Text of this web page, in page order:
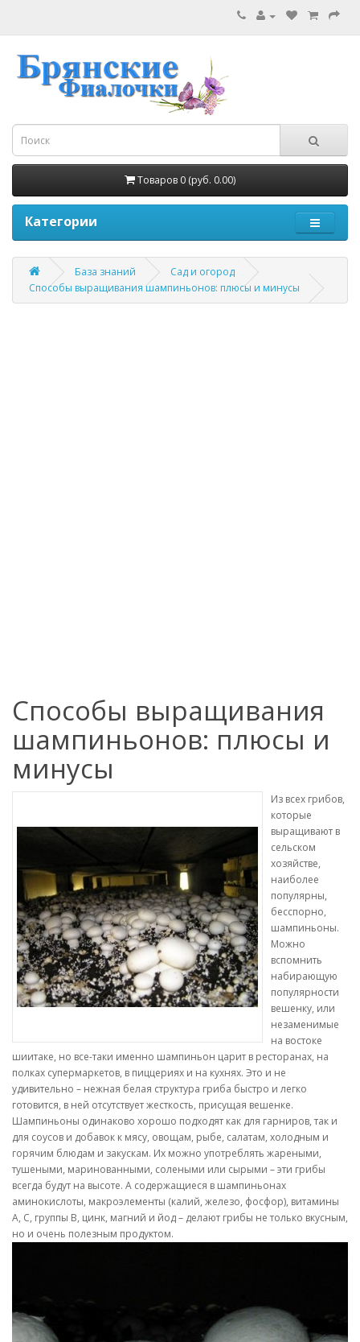
Товаров 0 (руб. 0.00)
Категории
База знаний
Сад и огород
Способы выращивания шампиньонов: плюсы и минусы
Способы выращивания
шампиньонов: плюсы и
минусы
Из всех грибов,
которые
выращивают в
сельском
хозяйстве,
наиболее
популярны,
бесспорно,
шампиньоны.
Можно
вспомнить
набирающую
популярности
вешенку, или
незаменимые
на востоке
шиитаке, но все-таки именно шампиньон царит в ресторанах, на
полках супермаркетов, в пиццериях и на кухнях. Это и не
удивительно – нежная белая структура гриба быстро и легко
готовится, в ней отсутствует жесткость, присущая вешенке.
Шампиньоны одинаково хорошо подходят как для гарниров, так и
для соусов и добавок к мясу, овощам, рыбе, салатам, холодным и
горячим блюдам и закускам. Их можно употреблять жареными,
тушеными, маринованными, солеными или сырыми – эти грибы
всегда будут на высоте. А содержащиеся в шампиньонах
аминокислоты, макроэлементы (калий, железо, фосфор), витамины
А, С, группы В, цинк, магний и йод – делают грибы не только вкусным,
но и очень полезным продуктом.